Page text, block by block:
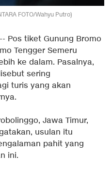
FOTO/Wahyu Putro)
-- Pos tiket Gunung Bromo
Tengger Semeru
ke dalam. Pasalnya,
sering
turis yang akan
Jawa Timur,
usulan itu
pahit yang
ini.